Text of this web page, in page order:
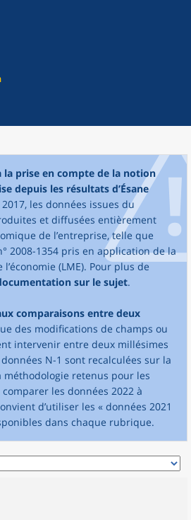
prise en compte de la notion
depuis les résultats d’Ésane
les données issues du
et diffusées entièrement
de l’entreprise, telle que
2008-1354 pris en application de la
(LME). Pour plus de
sur le sujet.
comparaisons entre deux
des modifications de champs ou
intervenir entre deux millésimes
N-1 sont recalculées sur la
méthodologie retenus pour les
les données 2022 à
d’utiliser les « données 2021
dans chaque rubrique.